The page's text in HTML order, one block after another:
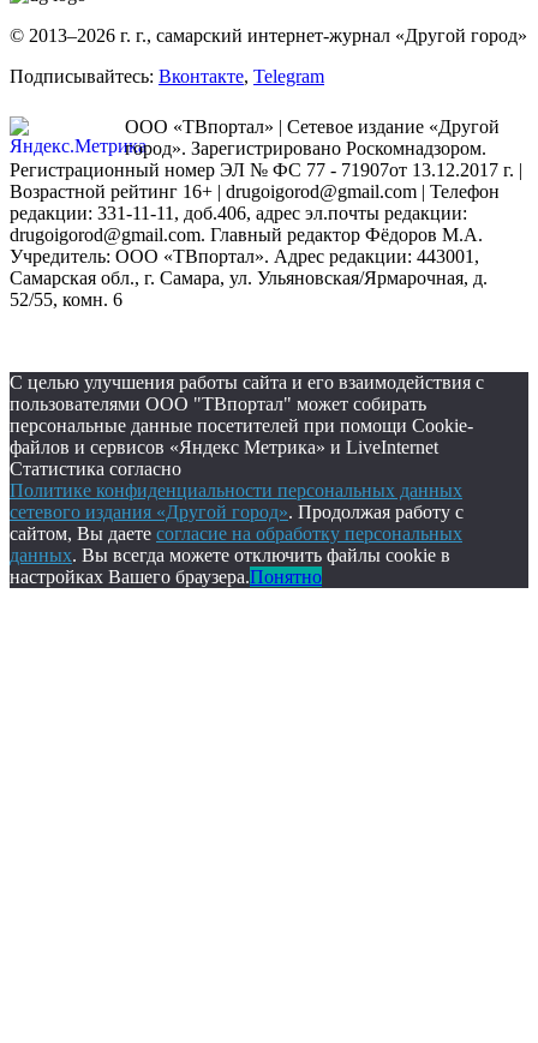
© 2013–2026 г. г., самарский интернет-журнал «Другой город»
Подписывайтесь: Вконтакте, Telegram
ООО «ТВпортал» | Сетевое издание «Другой
город». Зарегистрировано Роскомнадзором.
Регистрационный номер ЭЛ № ФС 77 - 71907от 13.12.2017 г. |
Возрастной рейтинг 16+ | drugoigorod@gmail.com | Телефон
редакции: 331-11-11, доб.406, адрес эл.почты редакции:
drugoigorod@gmail.com. Главный редактор Фёдоров М.А.
Учредитель: ООО «ТВпортал». Адрес редакции: 443001,
Самарская обл., г. Самара, ул. Ульяновская/Ярмарочная, д.
52/55, комн. 6
С целью улучшения работы сайта и его взаимодействия с
пользователями ООО "ТВпортал" может собирать
персональные данные посетителей при помощи Cookie-
файлов и сервисов «Яндекс Метрика» и LiveInternet
Статистика согласно
Политике конфиденциальности персональных данных
сетевого издания «Другой город». Продолжая работу с
сайтом, Вы даете согласие на обработку персональных
данных. Вы всегда можете отключить файлы cookie в
настройках Вашего браузера.Понятно